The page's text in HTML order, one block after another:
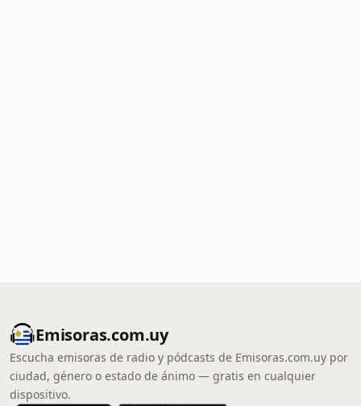
Emisoras.com.uy
Escucha emisoras de radio y pódcasts de Emisoras.com.uy por
ciudad, género o estado de ánimo — gratis en cualquier
dispositivo.